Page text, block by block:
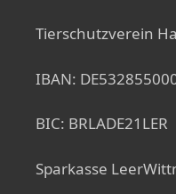
Tierschutzverein
IBAN:
BIC: BRLADE21LER
Sparkasse